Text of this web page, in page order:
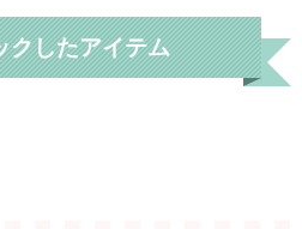
クしたアイテム